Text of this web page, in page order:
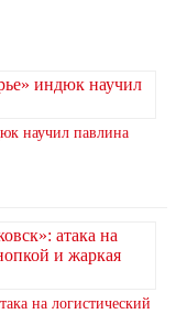
научил павлина
на логистический